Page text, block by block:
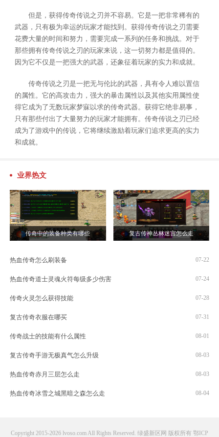
但是，获得传奇传说之刃并不容易。它是一把非常稀有的
武器，只有极为幸运的玩家才能找到。获得传奇传说之刃需要
花费大量的时间和努力，需要完成一系列的任务和挑战。对于
那些拥有传奇传说之刃的玩家来说，这一切努力都是值得的。
因为它不仅是一把强大的武器，还象征着玩家的实力和成就。
传奇传说之刃是一把无与伦比的武器，具有令人难以置信
的属性。它的高攻击力，强大的暴击属性以及其他实用属性使
得它成为了无数玩家梦寐以求的传奇武器。获得它绝非易事，
只有那些付出了大量努力的玩家才能拥有。传奇传说之刃已经
成为了游戏中的传说，它将继续激励着玩家们追求更高的实力
和成就。
业界热文
传奇中的装备种类有哪些 复古传神丛林迷宫怎么走
热血传奇怎么刷装备 07-22
热血传奇道士灵魂火符每级多少伤害 07-24
传奇火灵怎么获得技能 07-28
复古传奇衣服在哪买 07-31
传奇战士的技能有什么属性 08-01
复古传奇手游无极真气怎么升级 08-03
热血传奇赤月三层怎么走 08-03
热血传奇冰雪之城黑暗之森怎么走 08-04
Copyright 2015-2026 lvoso.com All Rights Reserved. 绿盛新区网 版权所有 鄂ICP